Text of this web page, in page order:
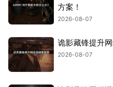
方案！
2026-08-07
诡影藏锋提升
2026-08-07